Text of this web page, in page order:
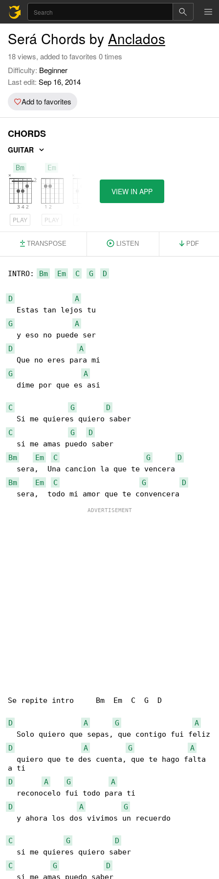
Será Chords by Anclados
18 views, added to favorites 0 times
Difficulty: Beginner
Last edit: Sep 16, 2014
Add to favorites
CHORDS
GUITAR
Bm
PLAY
Em
PLAY
VIEW IN APP
TRANSPOSE LISTEN PDF
INTRO: Bm Em C G D
D
A
G
A
D
A
G
A
  dime por que es asi
C G
D
C
G
D
Bm
Em C G
D
Bm
Em C G
D
Se repite intro     Bm  Em  C  G  D
D A G
A
D
A G
A
  quiero que te des cuenta, que te hago falta
D
A G
A
D
A
G
  y ahora los dos vivimos un recuerdo
C G
D
C
G
D